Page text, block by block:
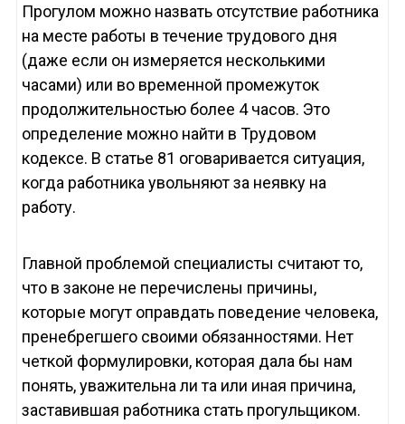
Прогулом можно назвать отсутствие работника
на месте работы в течение трудового дня
(даже если он измеряется несколькими
часами) или во временной промежуток
продолжительностью более 4 часов. Это
определение можно найти в Трудовом
кодексе. В статье 81 оговаривается ситуация,
когда работника увольняют за неявку на
работу.
Главной проблемой специалисты считают то,
что в законе не перечислены причины,
которые могут оправдать поведение человека,
пренебрегшего своими обязанностями. Нет
четкой формулировки, которая дала бы нам
понять, уважительна ли та или иная причина,
заставившая работника стать прогульщиком.